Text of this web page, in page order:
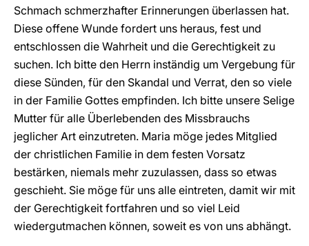
Schmach schmerzhafter Erinnerungen überlassen hat.
Diese offene Wunde fordert uns heraus, fest und
entschlossen die Wahrheit und die Gerechtigkeit zu
suchen. Ich bitte den Herrn inständig um Vergebung für
diese Sünden, für den Skandal und Verrat, den so viele
in der Familie Gottes empfinden. Ich bitte unsere Selige
Mutter für alle Überlebenden des Missbrauchs
jeglicher Art einzutreten. Maria möge jedes Mitglied
der christlichen Familie in dem festen Vorsatz
bestärken, niemals mehr zuzulassen, dass so etwas
geschieht. Sie möge für uns alle eintreten, damit wir mit
der Gerechtigkeit fortfahren und so viel Leid
wiedergutmachen können, soweit es von uns abhängt.